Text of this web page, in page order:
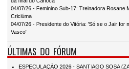
04/07/26 - Feminino Sub-17: Treinadora Rosane
Criciúma
04/07/26 - Presidente do Vitória: 'Só se o Jair for
Vasco'
ÚLTIMAS DO FÓRUM